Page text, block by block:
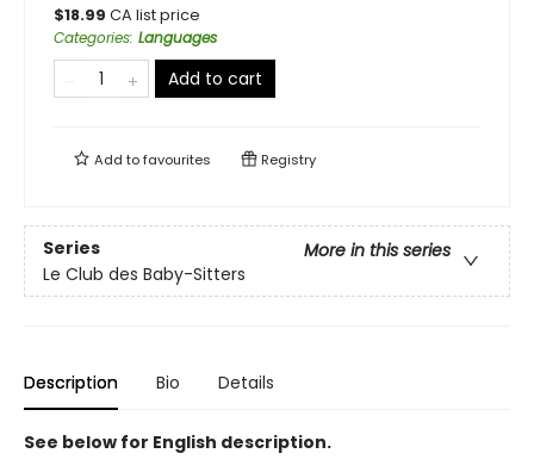
$18.99 CA list price
Categories: Languages
Add to cart
Add tofavourites Registry
Series
More in this series
Le Club des Baby-Sitters
Description Bio Details
See below for English description.